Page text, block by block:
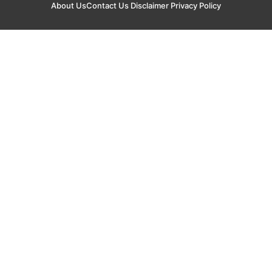
About UsContact Us Disclaimer Privacy Policy